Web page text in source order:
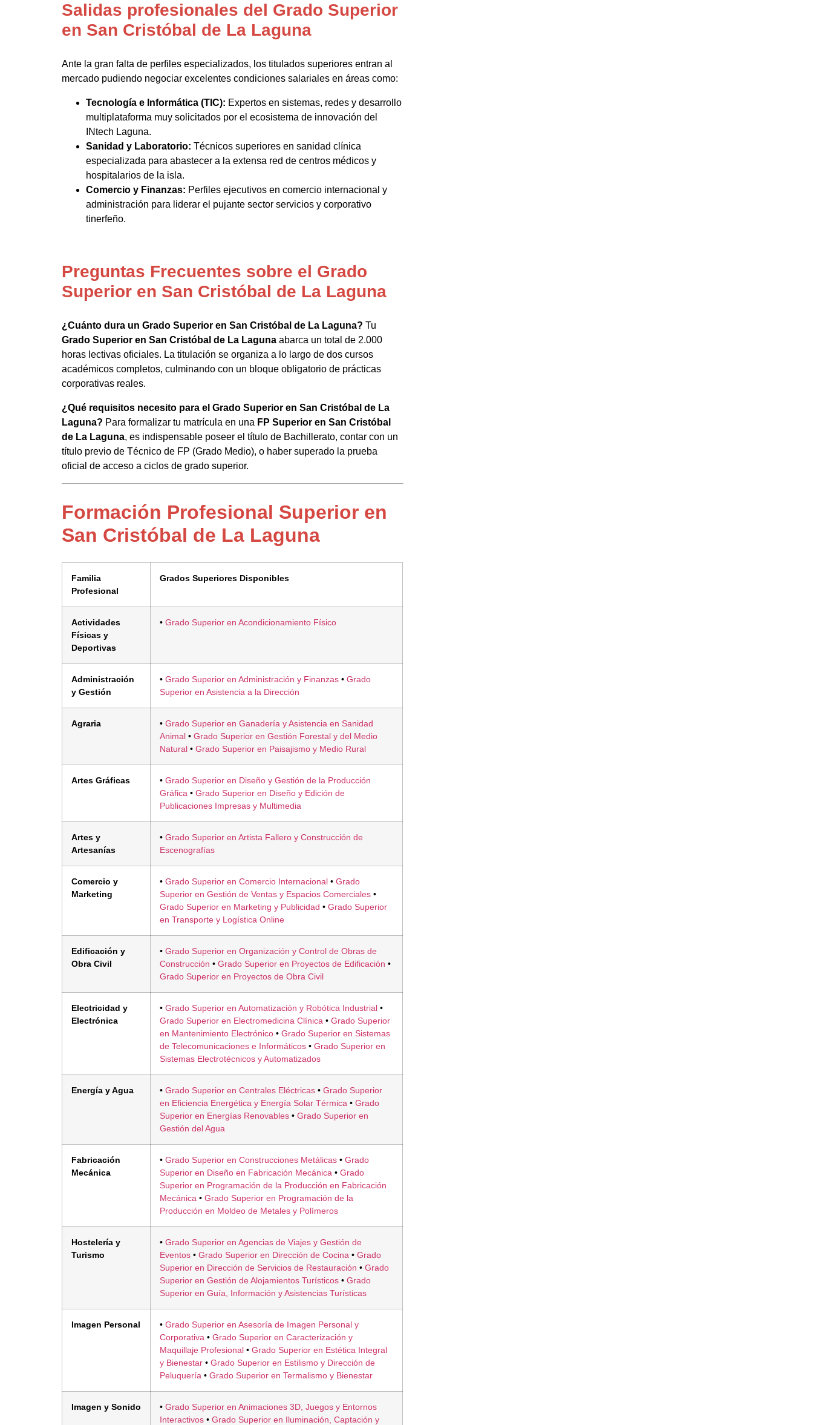
Salidas profesionales del Grado Superior
en San Cristóbal de La Laguna
Ante la gran falta de perfiles especializados, los titulados superiores entran al
mercado pudiendo negociar excelentes condiciones salariales en áreas como:
Tecnología e Informática (TIC): Expertos en sistemas, redes y desarrollo
multiplataforma muy solicitados por el ecosistema de innovación del
INtech Laguna.
Sanidad y Laboratorio: Técnicos superiores en sanidad clínica
especializada para abastecer a la extensa red de centros médicos y
hospitalarios de la isla.
Comercio y Finanzas: Perfiles ejecutivos en comercio internacional y
administración para liderar el pujante sector servicios y corporativo
tinerfeño.
Preguntas Frecuentes sobre el Grado
Superior en San Cristóbal de La Laguna
¿Cuánto dura un Grado Superior en San Cristóbal de La Laguna? Tu
Grado Superior en San Cristóbal de La Laguna abarca un total de 2.000
horas lectivas oficiales. La titulación se organiza a lo largo de dos cursos
académicos completos, culminando con un bloque obligatorio de prácticas
corporativas reales.
¿Qué requisitos necesito para el Grado Superior en San Cristóbal de La
Laguna? Para formalizar tu matrícula en una FP Superior en San Cristóbal
de La Laguna, es indispensable poseer el título de Bachillerato, contar con un
título previo de Técnico de FP (Grado Medio), o haber superado la prueba
oficial de acceso a ciclos de grado superior.
Formación Profesional Superior en
San Cristóbal de La Laguna
Familia
Profesional
Grados Superiores Disponibles
Actividades
Físicas y
Deportivas
• Grado Superior en Acondicionamiento Físico
Administración
y Gestión
• Grado Superior en Administración y Finanzas • Grado
Superior en Asistencia a la Dirección
Agraria • Grado Superior en Ganadería y Asistencia en Sanidad
Animal • Grado Superior en Gestión Forestal y del Medio
Natural • Grado Superior en Paisajismo y Medio Rural
Artes Gráficas • Grado Superior en Diseño y Gestión de la Producción
Gráfica • Grado Superior en Diseño y Edición de
Publicaciones Impresas y Multimedia
Artes y
Artesanías
• Grado Superior en Artista Fallero y Construcción de
Escenografías
Comercio y
Marketing
• Grado Superior en Comercio Internacional • Grado
Superior en Gestión de Ventas y Espacios Comerciales •
Grado Superior en Marketing y Publicidad • Grado Superior
en Transporte y Logística Online
Edificación y
Obra Civil
• Grado Superior en Organización y Control de Obras de
Construcción • Grado Superior en Proyectos de Edificación •
Grado Superior en Proyectos de Obra Civil
Electricidad y
Electrónica
• Grado Superior en Automatización y Robótica Industrial •
Grado Superior en Electromedicina Clínica • Grado Superior
en Mantenimiento Electrónico • Grado Superior en Sistemas
de Telecomunicaciones e Informáticos • Grado Superior en
Sistemas Electrotécnicos y Automatizados
Energía y Agua • Grado Superior en Centrales Eléctricas • Grado Superior
en Eficiencia Energética y Energía Solar Térmica • Grado
Superior en Energías Renovables • Grado Superior en
Gestión del Agua
Fabricación
Mecánica
• Grado Superior en Construcciones Metálicas • Grado
Superior en Diseño en Fabricación Mecánica • Grado
Superior en Programación de la Producción en Fabricación
Mecánica • Grado Superior en Programación de la
Producción en Moldeo de Metales y Polímeros
Hostelería y
Turismo
• Grado Superior en Agencias de Viajes y Gestión de
Eventos • Grado Superior en Dirección de Cocina • Grado
Superior en Dirección de Servicios de Restauración • Grado
Superior en Gestión de Alojamientos Turísticos • Grado
Superior en Guía, Información y Asistencias Turísticas
Imagen Personal • Grado Superior en Asesoría de Imagen Personal y
Corporativa • Grado Superior en Caracterización y
Maquillaje Profesional • Grado Superior en Estética Integral
y Bienestar • Grado Superior en Estilismo y Dirección de
Peluquería • Grado Superior en Termalismo y Bienestar
Imagen y Sonido • Grado Superior en Animaciones 3D, Juegos y Entornos
Interactivos • Grado Superior en Iluminación, Captación y